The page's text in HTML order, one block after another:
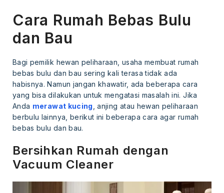
Cara Rumah Bebas Bulu
dan Bau
Bagi pemilik hewan peliharaan, usaha membuat rumah
bebas bulu dan bau sering kali terasa tidak ada
habisnya. Namun jangan khawatir, ada beberapa cara
yang bisa dilakukan untuk mengatasi masalah ini. Jika
Anda merawat kucing , anjing atau hewan peliharaan
berbulu lainnya, berikut ini beberapa cara agar rumah
bebas bulu dan bau.
Bersihkan Rumah dengan
Vacuum Cleaner